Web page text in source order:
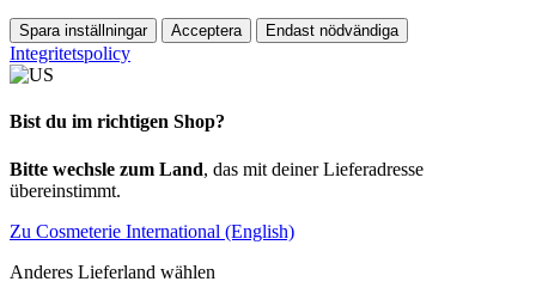
Spara inställningar Acceptera Endast nödvändiga
Integritetspolicy
Bist du im richtigen Shop?
Bitte wechsle zum Land, das mit deiner Lieferadresse
übereinstimmt.
Zu Cosmeterie International (English)
Anderes Lieferland wählen